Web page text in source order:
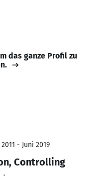
das ganze Profil zu
- Juni 2019
Controlling